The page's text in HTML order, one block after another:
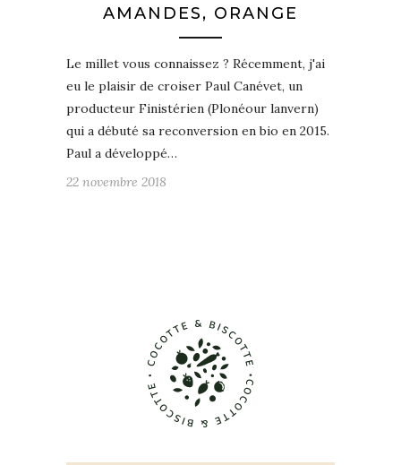
AMANDES, ORANGE
Le millet vous connaissez ? Récemment, j'ai
eu le plaisir de croiser Paul Canévet, un
producteur Finistérien (Plonéour lanvern)
qui a débuté sa reconversion en bio en 2015.
Paul a développé…
22 novembre 2018